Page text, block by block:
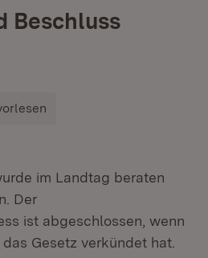
Beschluss
im Landtag beraten
Der
ist abgeschlossen, wenn
Gesetz verkündet hat.